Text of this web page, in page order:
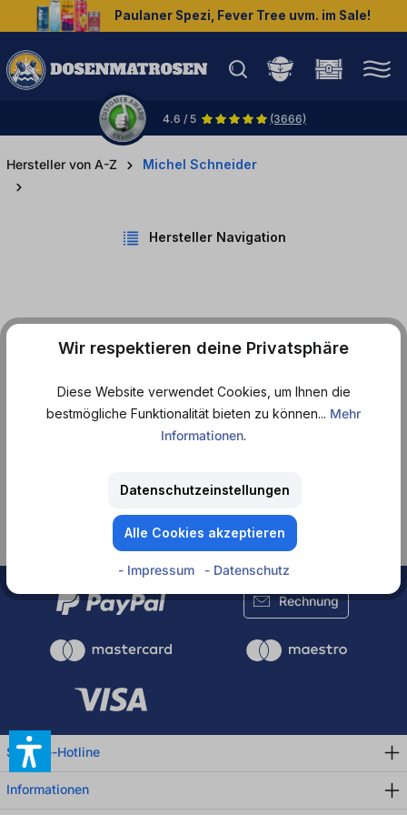
springen Paulaner Spezi, Fever Tree uvm. im Sale!
4.6 / 5 (3666)
Hersteller von A-Z Michel Schneider
Hersteller Navigation
Produkte von Michel
gefunden.
Rechnung
Service-Hotline
Informationen
Wir respektieren deine Privatsphäre
Diese Website verwendet Cookies, um Ihnen die
bestmögliche Funktionalität bieten zu können... Mehr
Informationen.
Datenschutzeinstellungen
Alle Cookies akzeptieren
- Impressum - Datenschutz